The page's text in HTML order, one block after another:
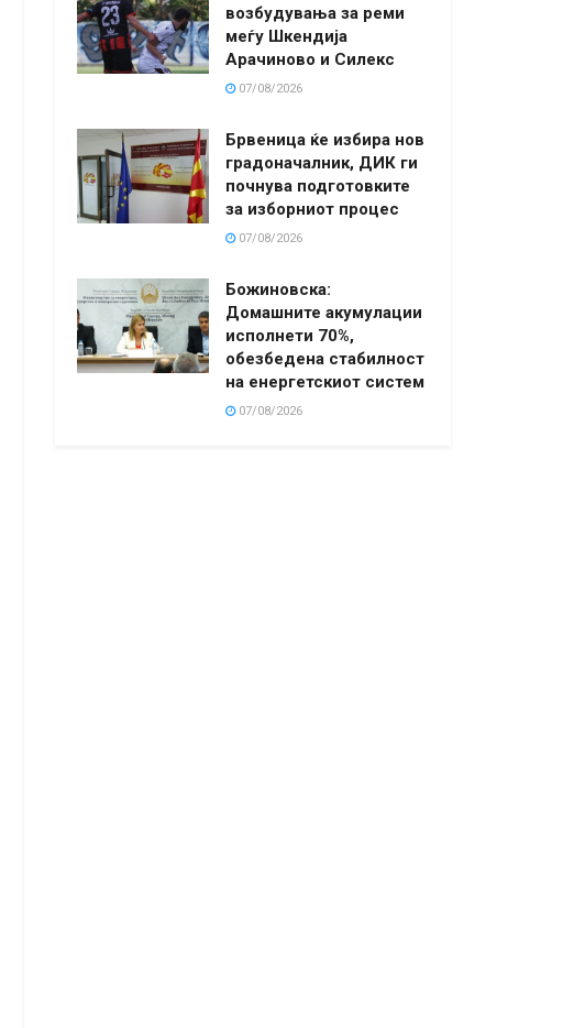
возбудувања за реми
меѓу Шкендија
Арачиново и Силекс
07/08/2026
Брвеница ќе избира нов
градоначалник, ДИК ги
почнува подготовките
за изборниот процес
07/08/2026
Божиновска:
Домашните акумулации
исполнети 70%,
обезбедена стабилност
на енергетскиот систем
07/08/2026